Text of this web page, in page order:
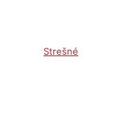
Strešné